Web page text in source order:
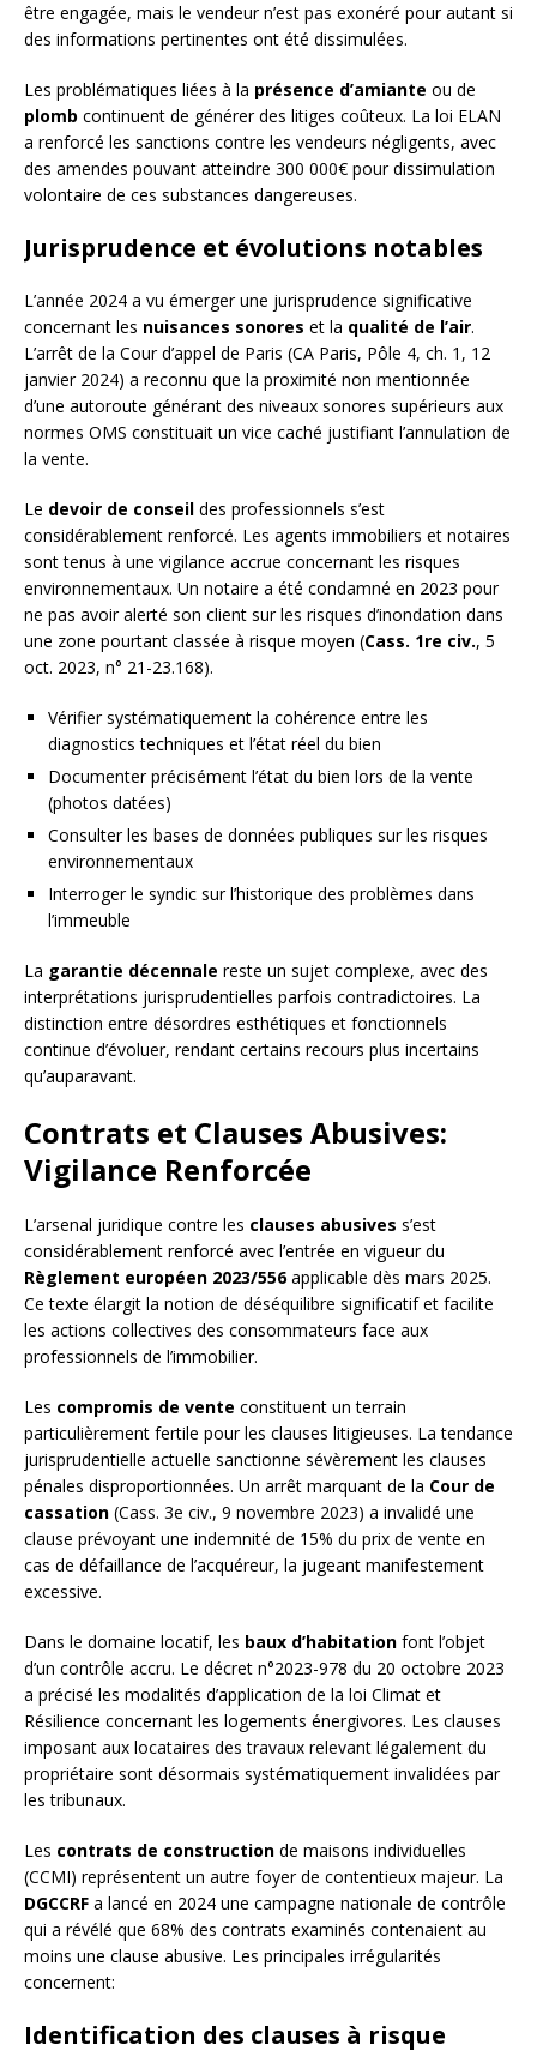
être engagée, mais le vendeur n’est pas exonéré pour autant si
des informations pertinentes ont été dissimulées.
Les problématiques liées à la présence d’amiante ou de
plomb continuent de générer des litiges coûteux. La loi ELAN
a renforcé les sanctions contre les vendeurs négligents, avec
des amendes pouvant atteindre 300 000€ pour dissimulation
volontaire de ces substances dangereuses.
Jurisprudence et évolutions notables
L’année 2024 a vu émerger une jurisprudence significative
concernant les nuisances sonores et la qualité de l’air.
L’arrêt de la Cour d’appel de Paris (CA Paris, Pôle 4, ch. 1, 12
janvier 2024) a reconnu que la proximité non mentionnée
d’une autoroute générant des niveaux sonores supérieurs aux
normes OMS constituait un vice caché justifiant l’annulation de
la vente.
Le devoir de conseil des professionnels s’est
considérablement renforcé. Les agents immobiliers et notaires
sont tenus à une vigilance accrue concernant les risques
environnementaux. Un notaire a été condamné en 2023 pour
ne pas avoir alerté son client sur les risques d’inondation dans
une zone pourtant classée à risque moyen (Cass. 1re civ., 5
oct. 2023, n° 21-23.168).
Vérifier systématiquement la cohérence entre les
diagnostics techniques et l’état réel du bien
Documenter précisément l’état du bien lors de la vente
(photos datées)
Consulter les bases de données publiques sur les risques
environnementaux
Interroger le syndic sur l’historique des problèmes dans
l’immeuble
La garantie décennale reste un sujet complexe, avec des
interprétations jurisprudentielles parfois contradictoires. La
distinction entre désordres esthétiques et fonctionnels
continue d’évoluer, rendant certains recours plus incertains
qu’auparavant.
Contrats et Clauses Abusives:
Vigilance Renforcée
L’arsenal juridique contre les clauses abusives s’est
considérablement renforcé avec l’entrée en vigueur du
Règlement européen 2023/556applicable dès mars 2025.
Ce texte élargit la notion de déséquilibre significatif et facilite
les actions collectives des consommateurs face aux
professionnels de l’immobilier.
Les compromis de vente constituent un terrain
particulièrement fertile pour les clauses litigieuses. La tendance
jurisprudentielle actuelle sanctionne sévèrement les clauses
pénales disproportionnées. Un arrêt marquant de la Cour de
cassation (Cass. 3e civ., 9 novembre 2023) a invalidé une
clause prévoyant une indemnité de 15% du prix de vente en
cas de défaillance de l’acquéreur, la jugeant manifestement
excessive.
Dans le domaine locatif, les baux d’habitation font l’objet
d’un contrôle accru. Le décret n°2023-978 du 20 octobre 2023
a précisé les modalités d’application de la loi Climat et
Résilience concernant les logements énergivores. Les clauses
imposant aux locataires des travaux relevant légalement du
propriétaire sont désormais systématiquement invalidées par
les tribunaux.
Les contrats de construction de maisons individuelles
(CCMI) représentent un autre foyer de contentieux majeur. La
DGCCRF a lancé en 2024 une campagne nationale de contrôle
qui a révélé que 68% des contrats examinés contenaient au
moins une clause abusive. Les principales irrégularités
concernent:
Identification des clauses à risque